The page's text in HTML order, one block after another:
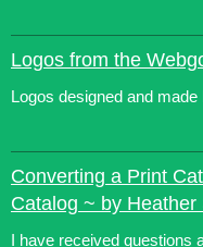
Logos from the
Logos designed and
Converting a Print
Catalog ~ by Heather
I have received questions